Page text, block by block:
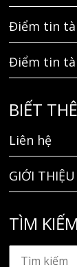
Điểm tin
Điểm tin
BIẾT
Liên hệ
GIỚI THIỆU
TÌM KIẾM